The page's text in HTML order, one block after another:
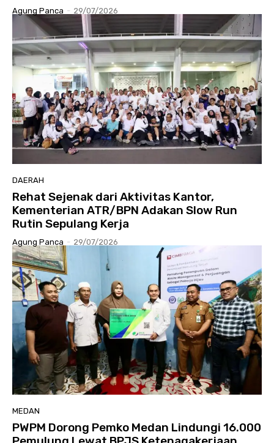
Agung Panca - 29/07/2026
DAERAH
Rehat Sejenak dari Aktivitas Kantor,
Kementerian ATR/BPN Adakan Slow Run
Rutin Sepulang Kerja
Agung Panca - 29/07/2026
MEDAN
PWPM Dorong Pemko Medan Lindungi 16.000